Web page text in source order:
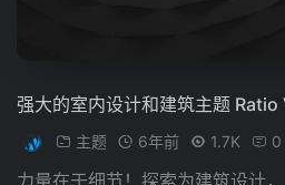
强大的室内设计和建筑主题 Ratio
主题 6年前 1.7K 0
力量在于细节！探索为建筑设计